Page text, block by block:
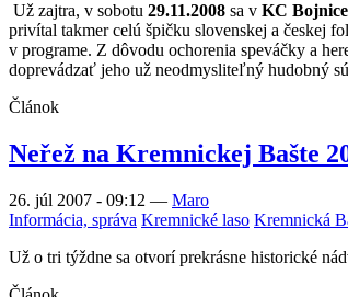
Už zajtra, v sobotu 29.11.2008 sa v KC Bojnice
privítal takmer celú špičku slovenskej a českej
v programe. Z dôvodu ochorenia speváčky a
doprevádzať jeho už neodmysliteľný hudobný
Článok
Neřež na Kremnickej Bašte
26. júl 2007 - 09:12 — Maro
Informácia, správa Kremnické laso Kremnická
Už o tri týždne sa otvorí prekrásne historické